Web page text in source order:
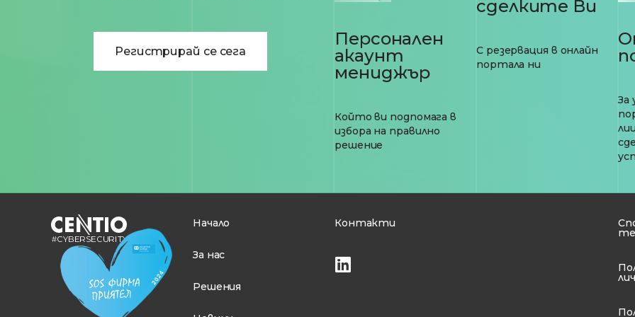
Регистрирай се сега
Персонален
акаунт
мениджър
Който ви подпомага в
избора на правилно
решение
сделките Ви
С резервация в онлайн
портала ни
За
Начало
За нас
Решения
Контакти